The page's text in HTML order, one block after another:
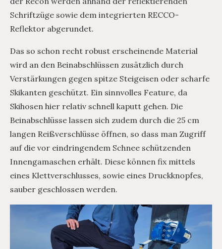
Schriftzüge sowie dem integrierten RECCO-
Reflektor abgerundet.
Das so schon recht robust erscheinende Material
wird an den Beinabschlüssen zusätzlich durch
Verstärkungen gegen spitze Steigeisen oder scharfe
Skikanten geschützt. Ein sinnvolles Feature, da
Skihosen hier relativ schnell kaputt gehen. Die
Beinabschlüsse lassen sich zudem durch die 25 cm
langen Reißverschlüsse öffnen, so dass man Zugriff
auf die vor eindringendem Schnee schützenden
Innengamaschen erhält. Diese können fix mittels
eines Klettverschlusses, sowie eines Druckknopfes,
sauber geschlossen werden.